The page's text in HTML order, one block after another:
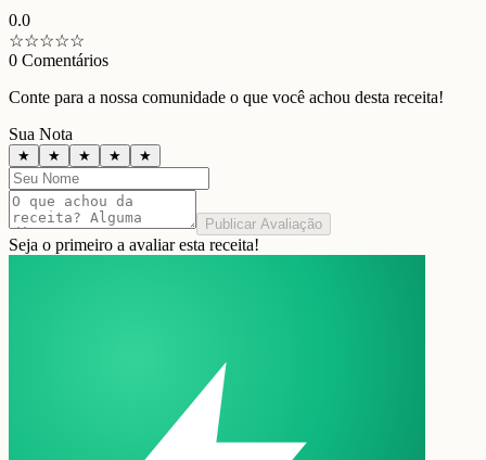
0.0
☆☆☆☆☆
0 Comentários
Conte para a nossa comunidade o que você achou desta receita!
Sua Nota
★ ★ ★ ★ ★
Publicar Avaliação
Seja o primeiro a avaliar esta receita!